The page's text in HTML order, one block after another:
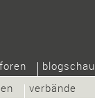
foren blogschau
verbände